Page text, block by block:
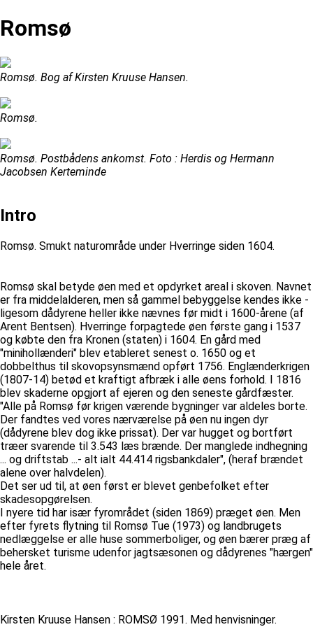
Romsø
Romsø. Bog af Kirsten Kruuse Hansen.
Romsø.
Romsø. Postbådens ankomst. Foto : Herdis og Hermann
Jacobsen Kerteminde
Intro
Romsø. Smukt naturområde under Hverringe siden 1604.
Romsø skal betyde øen med et opdyrket areal i skoven. Navnet
er fra middelalderen, men så gammel bebyggelse kendes ikke -
ligesom dådyrene heller ikke nævnes før midt i 1600-årene (af
Arent Bentsen). Hverringe forpagtede øen første gang i 1537
og købte den fra Kronen (staten) i 1604. En gård med
"minihollænderi" blev etableret senest o. 1650 og et
dobbelthus til skovopsynsmænd opført 1756. Englænderkrigen
(1807-14) betød et kraftigt afbræk i alle øens forhold. I 1816
blev skaderne opgjort af ejeren og den seneste gårdfæster.
"Alle på Romsø før krigen værende bygninger var aldeles borte.
Der fandtes ved vores nærværelse på øen nu ingen dyr
(dådyrene blev dog ikke prissat). Der var hugget og bortført
træer svarende til 3.543 læs brænde. Der manglede indhegning
... og driftstab ...- alt ialt 44.414 rigsbankdaler", (heraf brændet
alene over halvdelen).
Det ser ud til, at øen først er blevet genbefolket efter
skadesopgørelsen.
I nyere tid har især fyrområdet (siden 1869) præget øen. Men
efter fyrets flytning til Romsø Tue (1973) og landbrugets
nedlæggelse er alle huse sommerboliger, og øen bærer præg af
behersket turisme udenfor jagtsæsonen og dådyrenes "hærgen"
hele året.
Kirsten Kruuse Hansen : ROMSØ 1991. Med henvisninger.